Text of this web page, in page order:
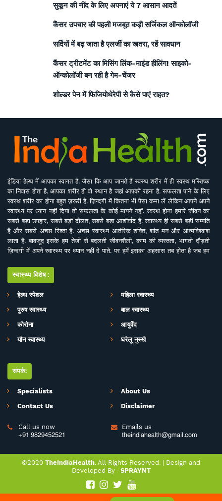
सुकून की नींद के लिए अपनाएं ये 7 आसान आदतें
कैंसर उपचार की पहली मजबूत कड़ी सर्जिकल ऑन्कोलॉजी
सर्दियों में बढ़ जाता है एलर्जी का खतरा, रहें सावधान
कैंसर ट्रीटमेंट का मिसिंग लिंक-माइंड हीलिंग! साइको-
ऑन्कोलॉजी बन रही है गेम-चेंजर
शोल्डर पेन में फिजियोथेरेपी से कैसे पाएं राहत?
इंडिया हेल्थ में आपका स्वागत है. जैसा कि आप जानते हैं स्वस्थ शरीर में ही स्वस्थ मस्तिष्क
का निवास होता है. आपका शरीर ही वो स्थान है जहां आपको रहना है. सफलता पाने के लिए
स्वस्थ शरीर का होना बहुत ज़रूरी है. ज़िन्दगी में कितना भी पैसा कमा लें लेकिन आपने अपने
स्वास्थ्य पर ध्यान नहीं दिया तो सफलता के कोई मायने नहीं. स्वस्थ होना हमारे जीवन का
सबसे बड़ा उपहार, सबसे बड़ी दौलत, सबसे बड़ा आशीर्वाद है. स्वास्थ्य ही सबसे बड़ी सम्पति
है और सबसे अच्छा रिश्ता है. अच्छा स्वास्थ्य आतंरिक शक्ति, शांत मन और आत्मविश्वाश
लाता है. बावजूद इसके हम तेजी से बदलती जीवनशैली, काम की व्यस्तता, भागती दौड़ती
ज़िन्दगी में अपने स्वास्थ्य पर ध्यान नहीं दे पाते. पर हमें इसका अहसास तब होता है जब हम
सर्वे सन्तु निरामया की परिकल्पना को साकार करने के मकसद से इस डिजिटल मीडिया
प्लेटफाॅर्म की परिकल्पना की गई है. जहां स्वास्थ्य विशेषज्ञों के साथ पत्रकारों, शोधकर्ताओं,
चिकित्सकों की एक बेहतर टीम विभिन्न बीमारियों और उनके इलाज, विशेषज्ञों की राय, नवीन
जागरूकता के ​मिशन के साथ आपसे जुड़ रही है. जिसका मकसद सिर्फ और सिर्फ आपको
स्वास्थ्य सूचना और जानकारी प्रदान करना है. उम्मीद ही नहीं पूरा भरोसा है आप पूरी
सावधानी के साथ स्वास्थ्य से जुड़ी जानकारियां द इंडिया हेल्थ के मार्फत प्राप्त करेंगेे और
बिना चिकित्सकीय सलाह या हेल्थ एक्सपर्ट के परामर्श के इनका अनुसरण करने से भी बचेंगे.
स्वास्थ्य विशेष:
हेल्थ स्पेशल
महिला स्वास्थ्य
पुरुष स्वास्थ्य
बाल स्वास्थ्य
कोरोना
आयुर्वेद
यौन स्वास्थ्य
घरेलू नुस्खे
संपर्क:
Specialists
About Us
Contact Us
Disclaimer
 Call us now
+91 9829452521
 Emails us
theindiahealth@gmail.com
©2020 TheIndiaHealth. All Rights Reserved. | Design and
Developed By- SPRAYNT